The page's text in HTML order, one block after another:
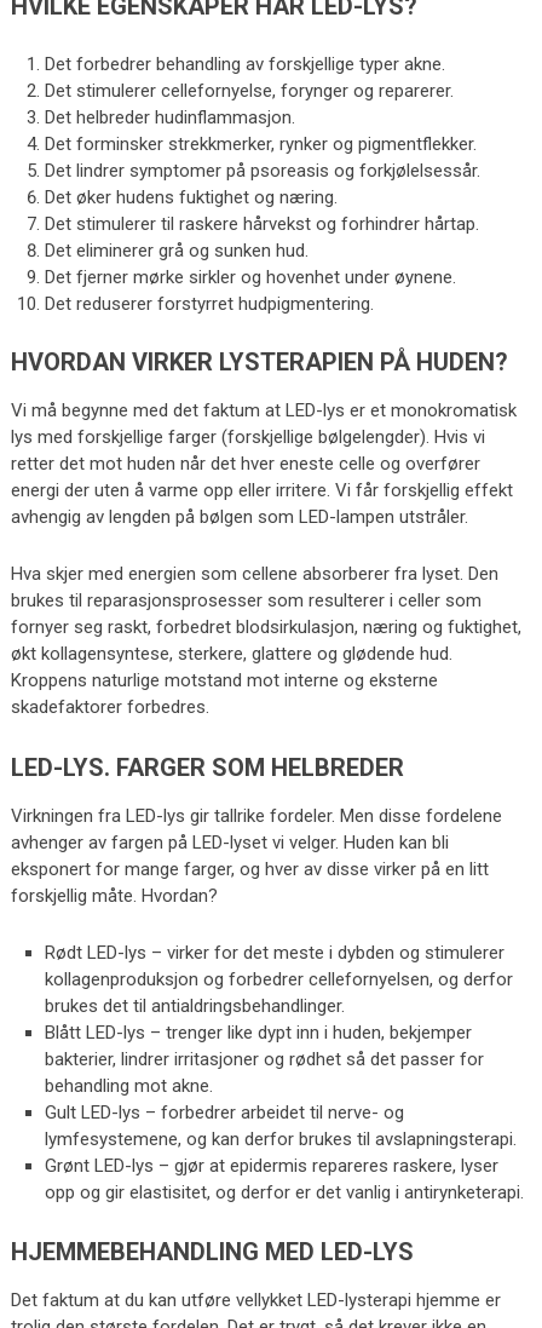
HVILKE EGENSKAPER HAR LED-LYS?
Det forbedrer behandling av forskjellige typer akne.
Det stimulerer cellefornyelse, forynger og reparerer.
Det helbreder hudinflammasjon.
Det forminsker strekkmerker, rynker og pigmentflekker.
Det lindrer symptomer på psoreasis og forkjølelsessår.
Det øker hudens fuktighet og næring.
Det stimulerer til raskere hårvekst og forhindrer hårtap.
Det eliminerer grå og sunken hud.
Det fjerner mørke sirkler og hovenhet under øynene.
Det reduserer forstyrret hudpigmentering.
HVORDAN VIRKER LYSTERAPIEN PÅ HUDEN?
Vi må begynne med det faktum at LED-lys er et monokromatisk
lys med forskjellige farger (forskjellige bølgelengder). Hvis vi
retter det mot huden når det hver eneste celle og overfører
energi der uten å varme opp eller irritere. Vi får forskjellig effekt
avhengig av lengden på bølgen som LED-lampen utstråler.
Hva skjer med energien som cellene absorberer fra lyset. Den
brukes til reparasjonsprosesser som resulterer i celler som
fornyer seg raskt, forbedret blodsirkulasjon, næring og fuktighet,
økt kollagensyntese, sterkere, glattere og glødende hud.
Kroppens naturlige motstand mot interne og eksterne
skadefaktorer forbedres.
LED-LYS. FARGER SOM HELBREDER
Virkningen fra LED-lys gir tallrike fordeler. Men disse fordelene
avhenger av fargen på LED-lyset vi velger. Huden kan bli
eksponert for mange farger, og hver av disse virker på en litt
forskjellig måte. Hvordan?
Rødt LED-lys – virker for det meste i dybden og stimulerer
kollagenproduksjon og forbedrer cellefornyelsen, og derfor
brukes det til antialdringsbehandlinger.
Blått LED-lys – trenger like dypt inn i huden, bekjemper
bakterier, lindrer irritasjoner og rødhet så det passer for
behandling mot akne.
Gult LED-lys – forbedrer arbeidet til nerve- og
lymfesystemene, og kan derfor brukes til avslapningsterapi.
Grønt LED-lys – gjør at epidermis repareres raskere, lyser
opp og gir elastisitet, og derfor er det vanlig i antirynketerapi.
HJEMMEBEHANDLING MED LED-LYS
Det faktum at du kan utføre vellykket LED-lysterapi hjemme er